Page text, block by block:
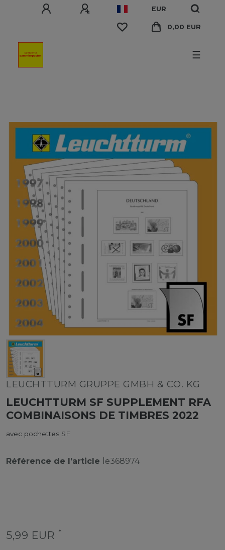
EUR
0,00 EUR
☰
LEUCHTTURM GRUPPE GMBH & CO. KG
LEUCHTTURM SF SUPPLEMENT RFA
COMBINAISONS DE TIMBRES 2022
avec pochettes SF
Référence de l’article le368974
5,99 EUR *